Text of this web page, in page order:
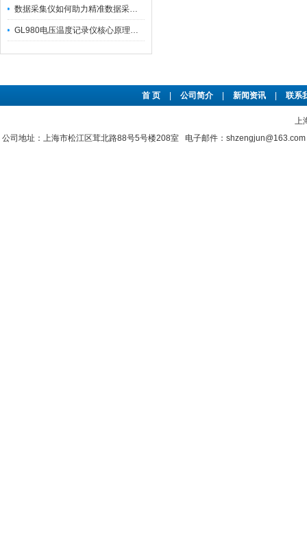
数据采集仪如何助力精准数据采集与分析？​
GL980电压温度记录仪核心原理及行业应用
首 页 公司简介 新闻资讯 联系
上
公司地址：上海市松江区茸北路88号5号楼208室 电子邮件：